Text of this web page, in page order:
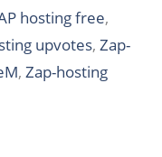
hosting free,
upvotes, Zap-
, Zap-hosting